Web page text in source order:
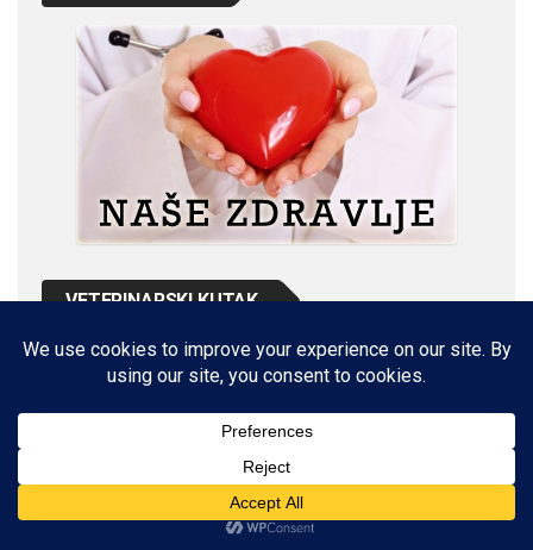
VETERINARSKI KUTAK